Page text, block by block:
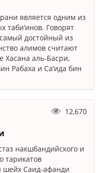
является одним из
таби‘инов. Говорят
достойный из
алимов считают
Хасана аль-Басри,
Рабаха и Са‘ида бин
12,670
накшбандийского и
тарикатов
шейх Саид-афанди